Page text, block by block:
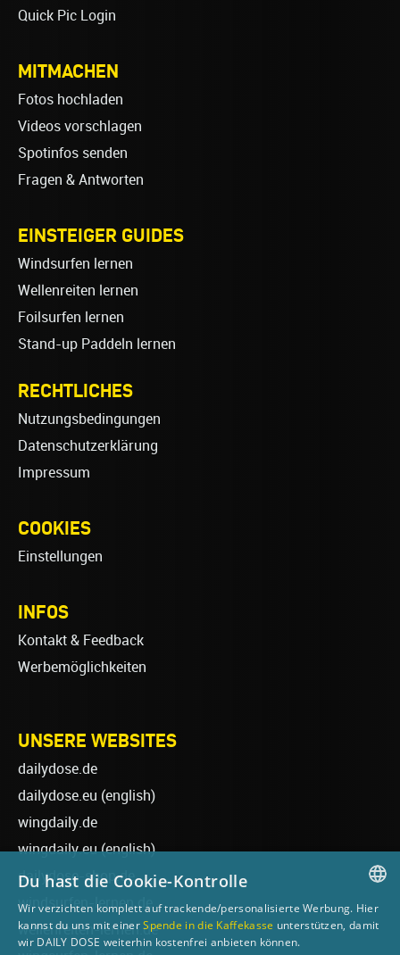
Quick Pic Login
MITMACHEN
Fotos hochladen
Videos vorschlagen
Spotinfos senden
Fragen & Antworten
EINSTEIGER GUIDES
Windsurfen lernen
Wellenreiten lernen
Foilsurfen lernen
Stand-up Paddeln lernen
RECHTLICHES
Nutzungsbedingungen
Datenschutzerklärung
Impressum
COOKIES
Einstellungen
INFOS
Kontakt & Feedback
Werbemöglichkeiten
UNSERE WEBSITES
dailydose.de
dailydose.eu (english)
wingdaily.de
wingdaily.eu(english)
dailydose-shop.de
windsurfen-lernen.de
wellenreiten-lernen.de
GERMAN
Du hast die Cookie-Kontrolle
Wir verzichten komplett auf trackende/personalisierte Werbung. Hier
kannst du uns mit einerSpende in die Kaffekasse unterstützen, damit
wir DAILY DOSE weiterhin kostenfrei anbieten können.